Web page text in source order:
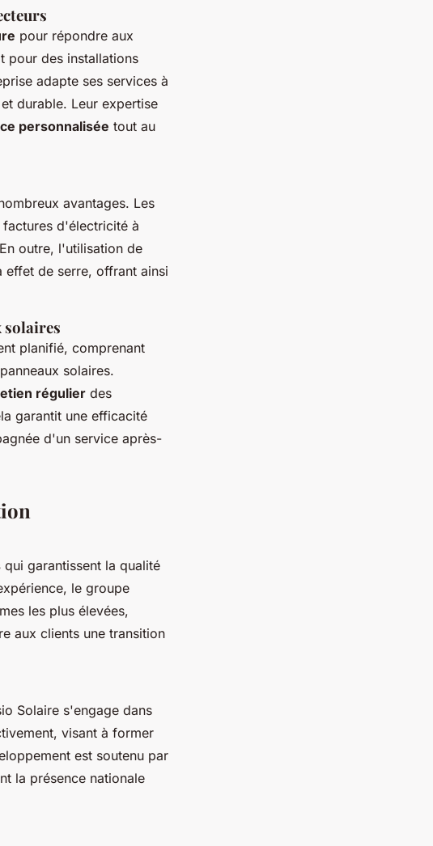
pour répondre aux
pour des installations
adapte ses services à
durable. Leur expertise
personnalisée tout au
avantages. Les
factures d'électricité à
outre, l'utilisation de
effet de serre, offrant ainsi
solaires
planifié, comprenant
solaires.
régulier des
garantit une efficacité
d'un service après-
qui garantissent la qualité
le groupe
les plus élevées,
aux clients une transition
Solaire s'engage dans
visant à former
est soutenu par
la présence nationale